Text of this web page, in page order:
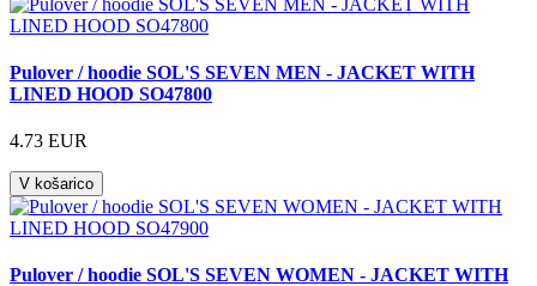
Pulover / hoodie SOL'S SEVEN MEN - JACKET WITH
LINED HOOD SO47800
4.73 EUR
V košarico
Pulover / hoodie SOL'S SEVEN WOMEN - JACKET WITH